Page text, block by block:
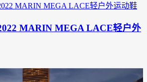
MARIN MEGA LACE轻户外